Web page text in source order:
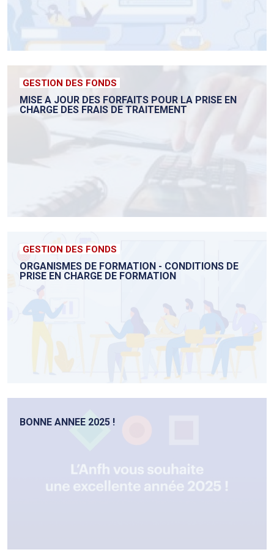
GESTION DES FONDS
MISE A JOUR DES FORFAITS POUR LA PRISE EN
CHARGE DES FRAIS DE TRAITEMENT
GESTION DES FONDS
ORGANISMES DE FORMATION - CONDITIONS DE
PRISE EN CHARGE DE FORMATION
BONNE ANNEE 2025 !